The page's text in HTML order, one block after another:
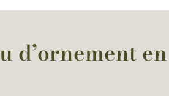
d’ornement